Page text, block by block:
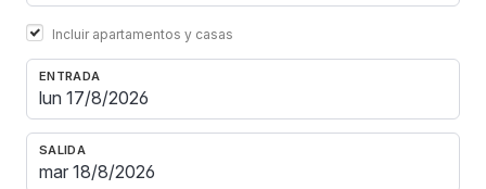
Incluir apartamentos y casas
ENTRADA
SALIDA